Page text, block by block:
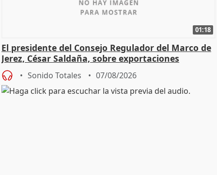
01:18
El presidente del Consejo Regulador del Marco de
Jerez, César Saldaña, sobre exportaciones
Sonido Totales 07/08/2026